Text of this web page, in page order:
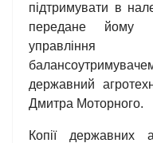
підтримувати в
передане йому
державний
Дмитра Моторного.
Копії державних